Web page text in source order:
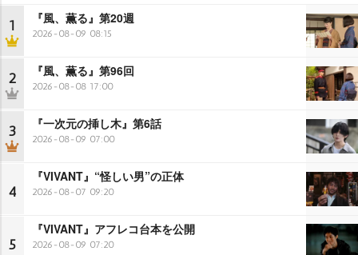
1 『風、薫る』第20週
2026-08-09 08:15
2 『風、薫る』第96回
2026-08-08 17:00
3 『一次元の挿し木』第6話
2026-08-09 07:00
4
『VIVANT』“怪しい男”の正体
2026-08-07 09:20
5
『VIVANT』アフレコ台本を公開
2026-08-09 07:20